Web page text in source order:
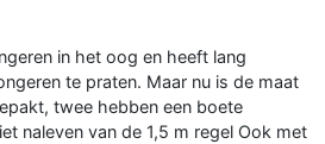
in het oog en heeft lang
te praten. Maar nu is de maat
twee hebben een boete
naleven van de 1,5 m regel Ook met